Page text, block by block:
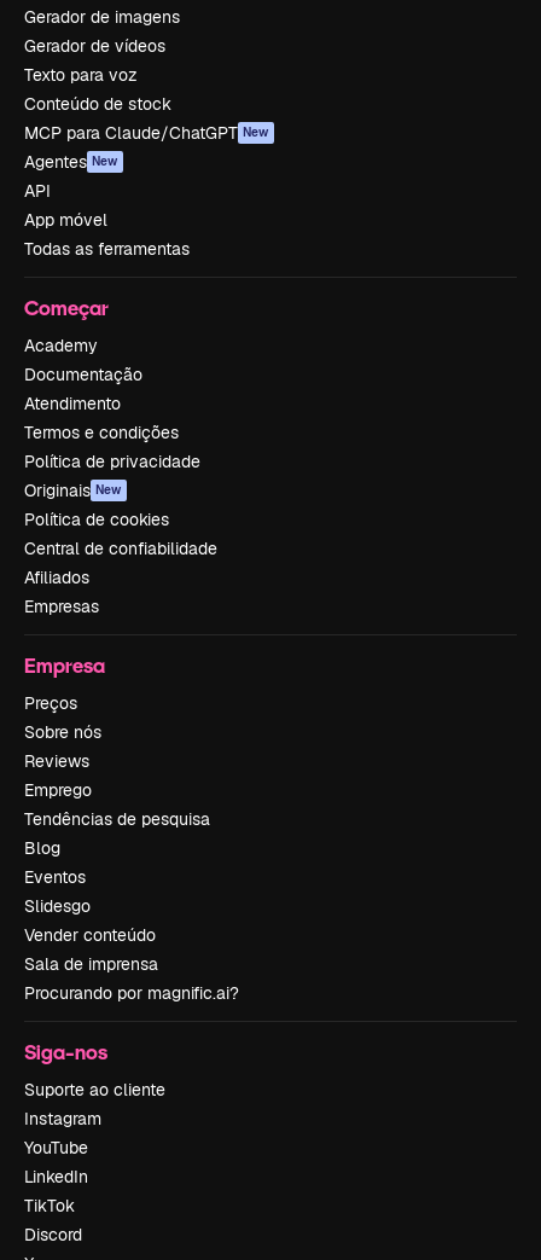
Gerador de imagens
Gerador de vídeos
Texto para voz
Conteúdo de stock
MCP para Claude/ChatGPT New
Agentes New
API
App móvel
Todas as ferramentas
Começar
Academy
Documentação
Atendimento
Termos e condições
Política de privacidade
Originais New
Política de cookies
Central de confiabilidade
Afiliados
Empresas
Empresa
Preços
Sobre nós
Reviews
Emprego
Tendências de pesquisa
Blog
Eventos
Slidesgo
Vender conteúdo
Sala de imprensa
Procurando por magnific.ai?
Siga-nos
Suporte ao cliente
Instagram
YouTube
LinkedIn
TikTok
Discord